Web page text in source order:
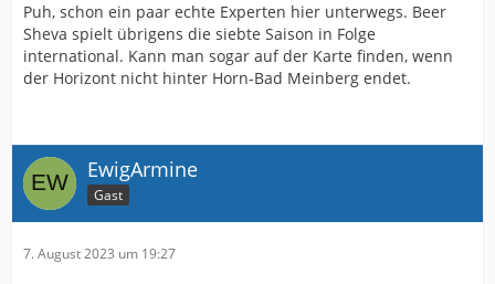
Puh, schon ein paar echte Experten hier unterwegs. Beer
Sheva spielt übrigens die siebte Saison in Folge
international. Kann man sogar auf der Karte finden, wenn
der Horizont nicht hinter Horn-Bad Meinberg endet.
EwigArmine
Gast
7. August 2023 um 19:27